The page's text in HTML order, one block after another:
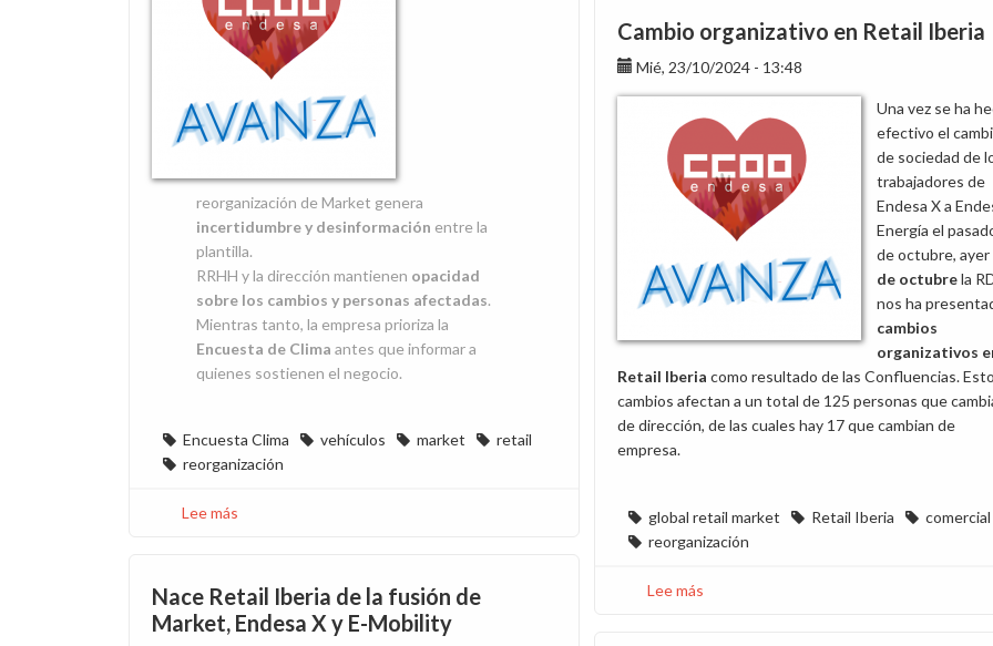
reorganización
del
modelo
comercial
B2B/B2G
reorganización de Market genera
incertidumbre y desinformación entre la
plantilla.
RRHH y la dirección mantienen opacidad
sobre los cambios y personas afectadas.
Mientras tanto, la empresa prioriza la
Encuesta de Clima antes que informar a
quienes sostienen el negocio.
Encuesta Clima vehículos market
retail
reorganización
Lee más
el
Clima
en
Cambio organizativo en Retail Iberia
Mié, 23/10/2024 - 13:48
Una vez se ha
efectivo el
de sociedad de
trabajadores de
Endesa X a
Energía el
de octubre, ayer
de octubrela
nos ha
cambios
organizativos
Retail Iberia como resultado de las Confluencias.
cambios afectan a un total de 125 personas que
de dirección, de las cuales hay 17 que cambian de
empresa.
global retail market Retail Iberia
comercial
reorganización
Lee más
Nace Retail Iberia de la fusión de
Market, Endesa X y E-Mobility